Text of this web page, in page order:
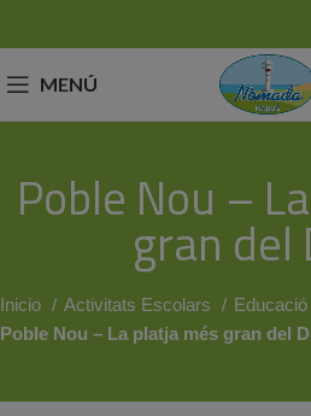
MENÚ
Poble Nou –
gran del
Inicio Activitats Escolars
Educació
Poble Nou – La platja més gran del